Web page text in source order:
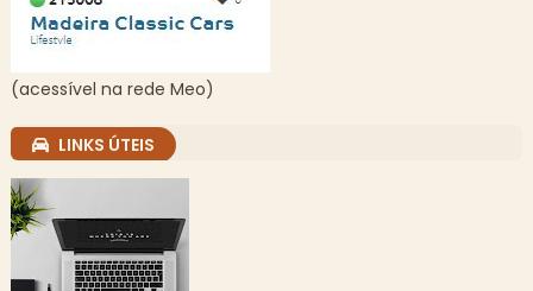
(acessível na rede Meo)
LINKS ÚTEIS